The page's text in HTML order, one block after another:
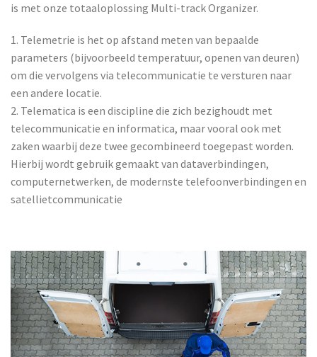
is met onze totaaloplossing Multi-track Organizer.
1. Telemetrie is het op afstand meten van bepaalde
parameters (bijvoorbeeld temperatuur, openen van deuren)
om die vervolgens via telecommunicatie te versturen naar
een andere locatie.
2. Telematica is een discipline die zich bezighoudt met
telecommunicatie en informatica, maar vooral ook met
zaken waarbij deze twee gecombineerd toegepast worden.
Hierbij wordt gebruik gemaakt van dataverbindingen,
computernetwerken, de modernste telefoonverbindingen en
satellietcommunicatie